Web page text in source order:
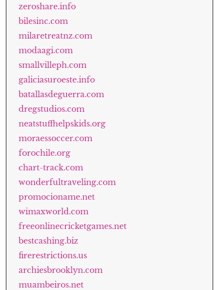
zeroshare.info
bilesinc.com
milaretreatnz.com
modaagi.com
smallvilleph.com
galiciasuroeste.info
batallasdeguerra.com
dregstudios.com
neatstuffhelpskids.org
moraessoccer.com
forochile.org
chart-track.com
wonderfultraveling.com
promocioname.net
wimaxworld.com
freeonlinecricketgames.net
bestcashing.biz
firerestrictions.us
archiesbrooklyn.com
muambeiros.net